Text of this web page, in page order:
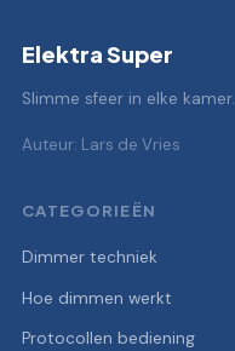
Elektra Super
Slimme sfeer in elke kamer.
Auteur: Lars de Vries
CATEGORIEËN
Dimmer techniek
Hoe dimmen werkt
Protocollen bediening